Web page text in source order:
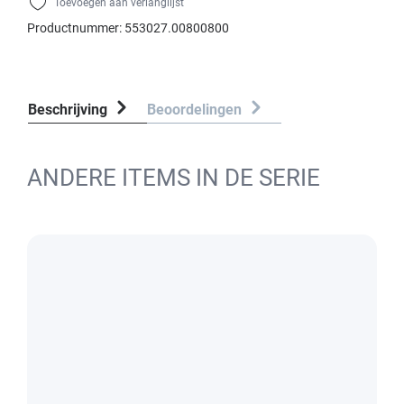
Toevoegen aan verlanglijst
Productnummer: 553027.00800800
Beschrijving Beoordelingen
ANDERE ITEMS IN DE SERIE